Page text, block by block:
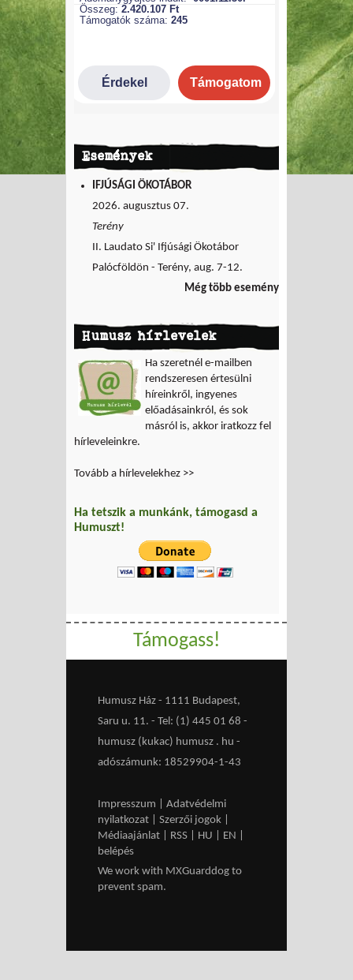
Események
IFJÚSÁGI ÖKOTÁBOR
2026. augusztus 07.
Terény
II. Laudato Si' Ifjúsági Ökotábor
Palócföldön - Terény, aug. 7-12.
Még több esemény
Humusz hírlevelek
Ha szeretnél e-mailben
rendszeresen értesülni
híreinkről, ingyenes
előadásainkról, és sok
másról is, akkor iratkozz fel
hírleveleinkre.
Tovább a hírlevelekhez >>
Ha tetszik a munkánk, támogasd a
Humuszt!
Támogass!
Humusz Ház - 1111 Budapest,
Saru u. 11. - Tel: (1) 445 01 68 -
humusz (kukac) humusz . hu -
adószámunk: 18529904-1-43
Impresszum
Adatvédelmi
nyilatkozat
Szerzői jogok
Médiaajánlat
RSS HU EN
belépés
We work with MXGuarddog to
prevent spam.